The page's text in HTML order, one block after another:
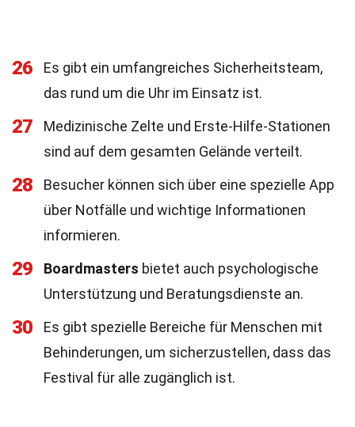
26
Es gibt ein umfangreiches Sicherheitsteam,
das rund um die Uhr im Einsatz ist.
27
Medizinische Zelte und Erste-Hilfe-Stationen
sind auf dem gesamten Gelände verteilt.
28
Besucher können sich über eine spezielle App
über Notfälle und wichtige Informationen
informieren.
29 Boardmasters bietet auch psychologische
Unterstützung und Beratungsdienste an.
30
Es gibt spezielle Bereiche für Menschen mit
Behinderungen, um sicherzustellen, dass das
Festival für alle zugänglich ist.